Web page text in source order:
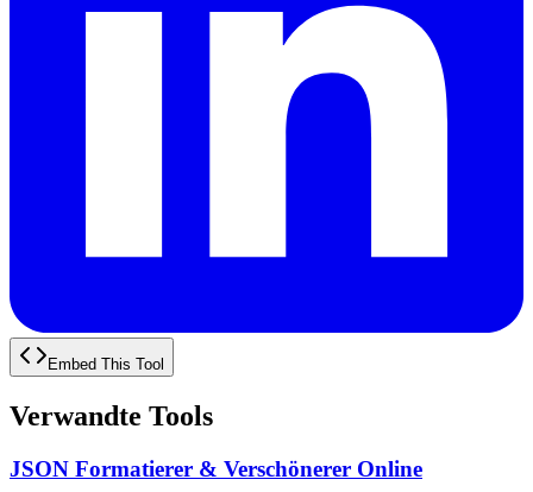
Embed This Tool
Verwandte Tools
JSON Formatierer & Verschönerer Online